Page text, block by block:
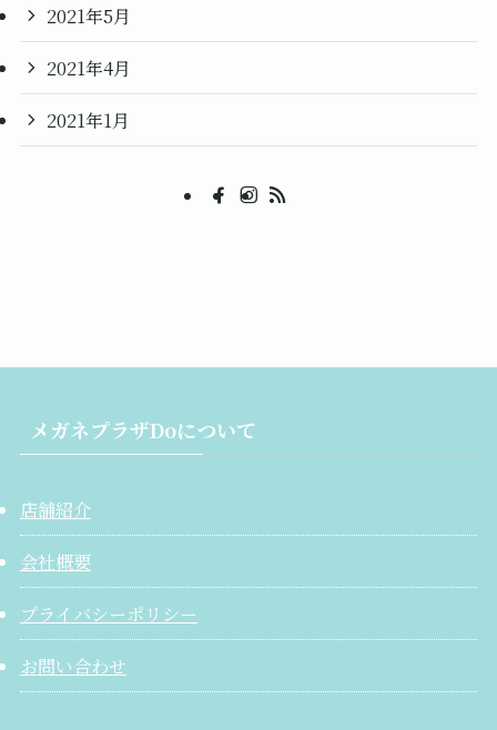
2021年5月
2021年4月
2021年1月
メガネプラザDoについて
店舗紹介
会社概要
プライバシーポリシー
お問い合わせ